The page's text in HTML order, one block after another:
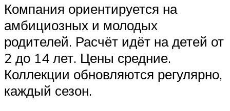
Компания ориентируется на
амбициозных и молодых
родителей. Расчёт идёт на детей от
2 до 14 лет. Цены средние.
Коллекции обновляются регулярно,
каждый сезон.